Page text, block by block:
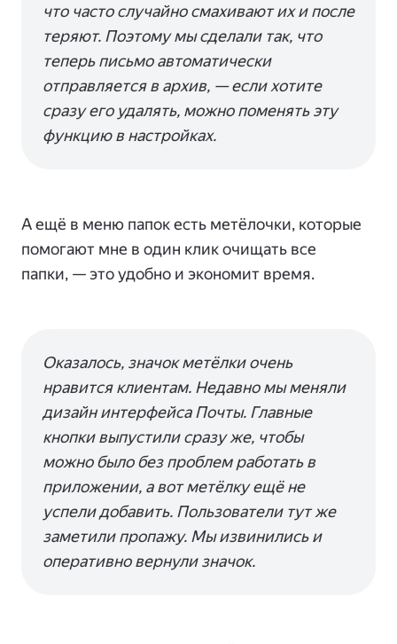
что часто случайно смахивают их и после
теряют. Поэтому мы сделали так, что
теперь письмо автоматически
отправляется в архив, — если хотите
сразу его удалять, можно поменять эту
функцию в настройках.
А ещё в меню папок есть метёлочки, которые
помогают мне в один клик очищать все
папки, — это удобно и экономит время.
Оказалось, значок метёлки очень
нравится клиентам. Недавно мы меняли
дизайн интерфейса Почты. Главные
кнопки выпустили сразу же, чтобы
можно было без проблем работать в
приложении, а вот метёлку ещё не
успели добавить. Пользователи тут же
заметили пропажу. Мы извинились и
оперативно вернули значок.